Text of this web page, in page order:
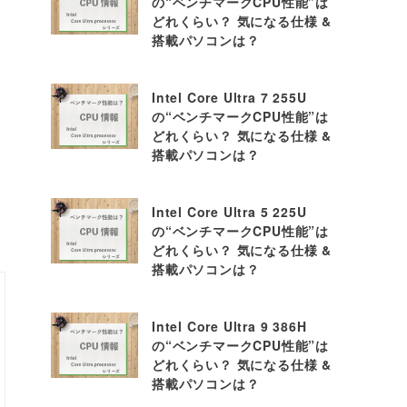
どれくらい？ 気になる仕様 &
搭載パソコンは？
Intel Core Ultra 7 255U
の“ベンチマークCPU性能”は
どれくらい？ 気になる仕様 &
搭載パソコンは？
Intel Core Ultra 5 225U
の“ベンチマークCPU性能”は
どれくらい？ 気になる仕様 &
搭載パソコンは？
Intel Core Ultra 9 386H
の“ベンチマークCPU性能”は
どれくらい？ 気になる仕様 &
搭載パソコンは？